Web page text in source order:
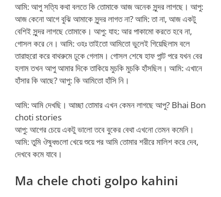
আমি: আপু সত্যি কথা বলতে কি তোমাকে আজ অনেক সুন্দর লাগছে। আপু:
আজ কেনো আগে বুঝি আমাকে সুন্দর লাগত না? আমি: তা না, আজ একটু
বেশিই সুন্দর লাগছে তোমাকে। আপু: যাহ: আর পাকামো করতে হবে না,
গোসল করে নে। আমি: ওহঃ তাইতো আমিতো ভুলেই গিয়েছিলাম বলে
তারাহুরো করে বাথরুমে ঢুকে গেলাম। গোসল শেষে হাফ পান্ট পরে যখন বের
হলাম তখন আপু আমার দিকে তাকিয়ে মুচকি মুচকি হাঁসছিল। আমি: এখানে
হাঁসার কি আছে? আপু: কি আমিতো হাঁসি নি।
আমি: আমি দেখছি। আচ্ছা তোমার এখন কেমন লাগছে আপু? Bhai Bon
choti stories
আপু: আগের চেয়ে একটু ভালো তবে বুকের বেথা এখনো তেমন কমেনি।
আমি: তুমি ঔষুধগুলো খেয়ে শুয়ে পর আমি তোমার শরীরে মালিশ করে দেব,
দেখবে কমে যাবে।
Ma chele choti golpo kahini